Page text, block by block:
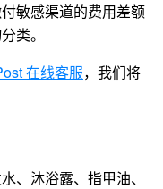
敏感渠道的费用差额
类。
在线客服，我们将
、沐浴露、指甲油、